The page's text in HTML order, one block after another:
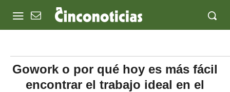
Gowork o por qué hoy es más fácil
encontrar el trabajo ideal en el